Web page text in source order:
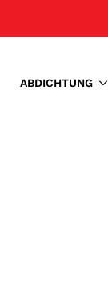
ABDICHTUNG